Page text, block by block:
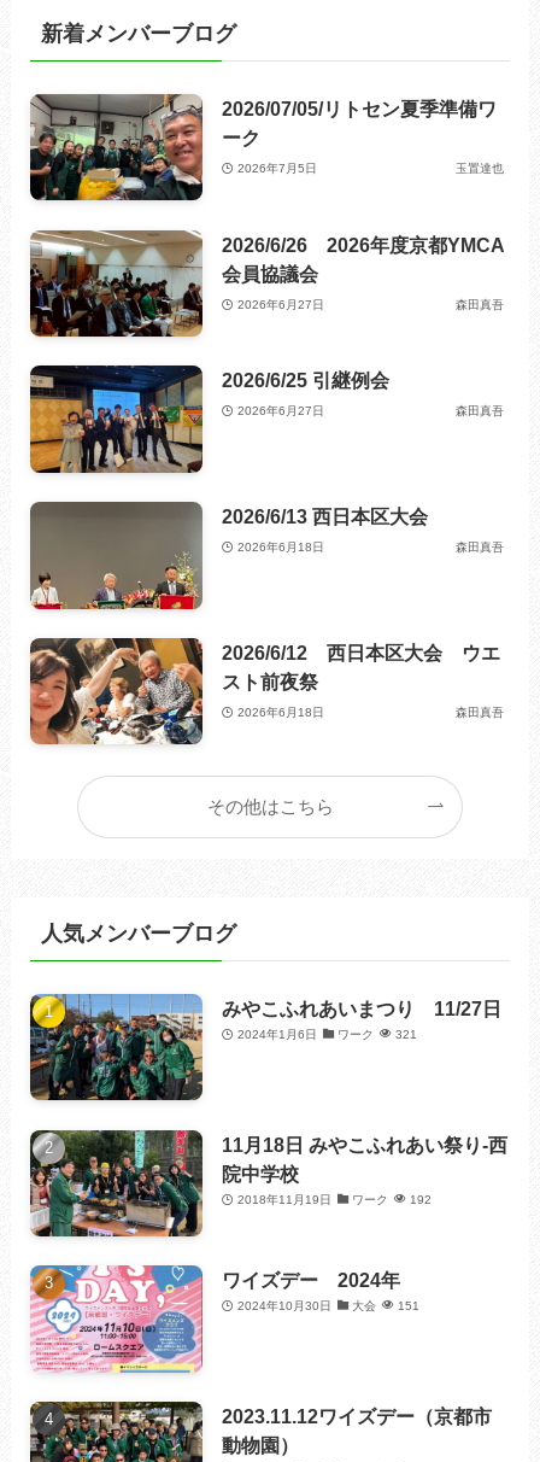
新着メンバーブログ
2026/07/05/リトセン夏季準備ワ
ーク
2026年7月5日 玉置達也
2026/6/26 2026年度京都YMCA
会員協議会
2026年6月27日 森田真吾
2026/6/25 引継例会
2026年6月27日 森田真吾
2026/6/13 西日本区大会
2026年6月18日 森田真吾
2026/6/12 西日本区大会 ウエ
スト前夜祭
2026年6月18日 森田真吾
その他はこちら
人気メンバーブログ
みやこふれあいまつり 11/27日
2024年1月6日 ワーク 321
11月18日 みやこふれあい祭り-西
院中学校
2018年11月19日 ワーク 192
ワイズデー 2024年
2024年10月30日 大会 151
2023.11.12ワイズデー（京都市
動物園）